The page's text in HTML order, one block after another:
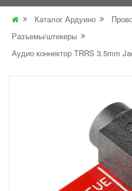
Каталог Ардуино
Разъемы/штекеры
Аудио коннектор TRRS 3.5mm